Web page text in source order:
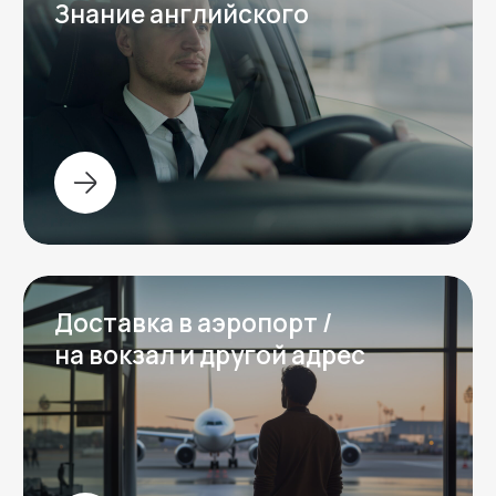
Перезвоним за 15 минут
Фотогалерея от клиентов